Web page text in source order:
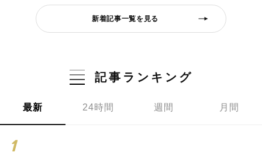
新着記事一覧を見る
記事ランキング
最新 24時間 週間 月間